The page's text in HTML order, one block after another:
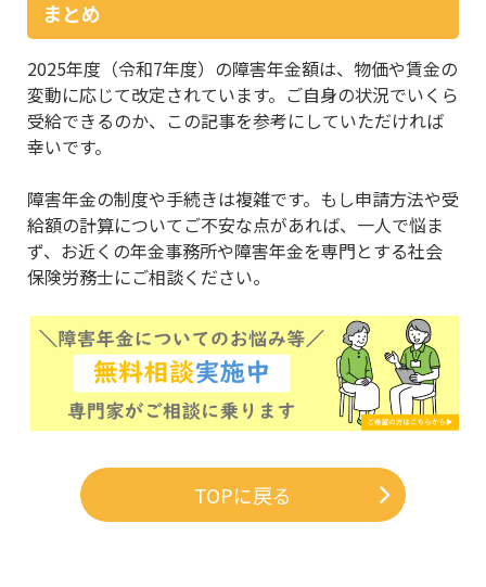
まとめ
2025年度（令和7年度）の障害年金額は、物価や賃金の
変動に応じて改定されています。ご自身の状況でいくら
受給できるのか、この記事を参考にしていただければ
幸いです。
障害年金の制度や手続きは複雑です。もし申請方法や受
給額の計算についてご不安な点があれば、一人で悩ま
ず、お近くの年金事務所や障害年金を専門とする社会
保険労務士にご相談ください。
TOPに戻る